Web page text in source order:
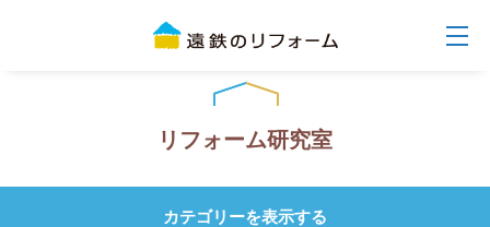
リフォーム研究室
カテゴリーを表示する